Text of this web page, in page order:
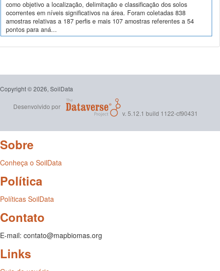
como objetivo a localização, delimitação e classificação dos solos
ocorrentes em níveis significativos na área. Foram coletadas 838
amostras relativas a 187 perfis e mais 107 amostras referentes a 54
pontos para aná...
Copyright © 2026, SoilData
Desenvolvido por
v. 5.12.1 build 1122-cf90431
Sobre
Conheça o SoilData
Política
Políticas SoilData
Contato
E-mail: contato@mapbiomas.org
Links